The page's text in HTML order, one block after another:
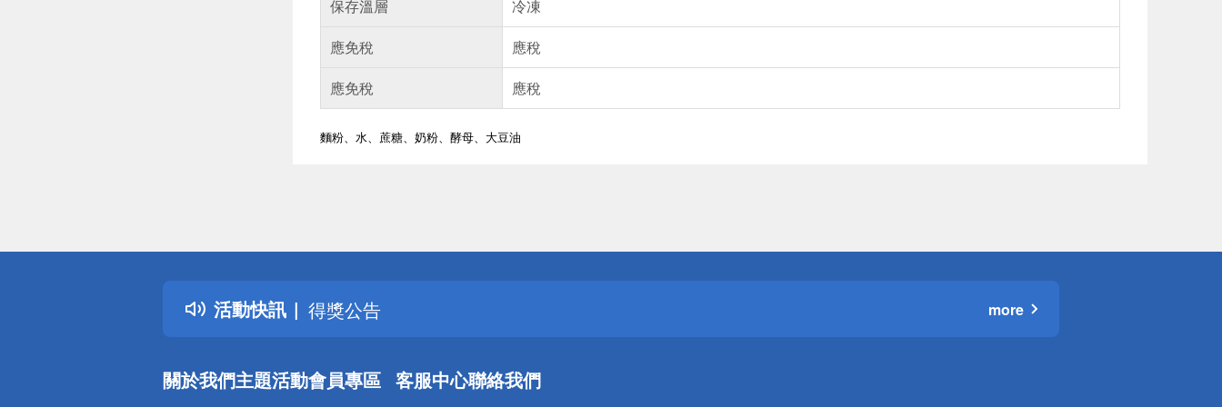
保存溫層
冷凍
應免稅
應稅
應免稅
應稅
麵粉、水、蔗糖、奶粉、酵母、大豆油
活動快訊
詐騙網頁！請小心！
得獎公告
熱門話題
銀行優惠
詐騙網頁！請小心！
more
關於我們主題活動會員專區 客服中心聯絡我們